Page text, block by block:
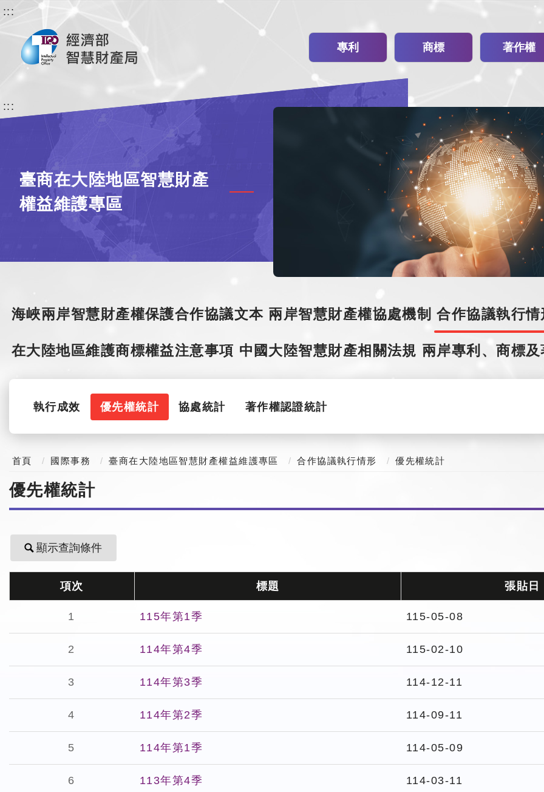
:::
專利 商標 著作權
:::
臺商在大陸地區智慧財產
權益維護專區
海峽兩岸智慧財產權保護合作協議文本 兩岸智慧財產權協處機制 合作協議執行情
執行成效 優先權統計 協處統計 著作權認證統計
在大陸地區維護商標權益注意事項 中國大陸智慧財產相關法規 兩岸專利、商標
首頁 國際事務 臺商在大陸地區智慧財產權益維護專區 合作協議執行情形 優先權統計
優先權統計
顯示查詢條件
項次 標題 張貼日
1 115年第1季 115-05-08
2 114年第4季 115-02-10
3 114年第3季 114-12-11
4 114年第2季 114-09-11
5 114年第1季 114-05-09
6 113年第4季 114-03-11